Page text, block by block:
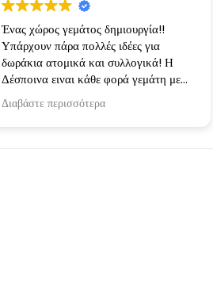
Ένας χώρος γεμάτος δημιουργία!!
Υπάρχουν πάρα πολλές ιδέες για
δωράκια ατομικά και συλλογικά! Η
Δέσποινα ειναι κάθε φορά γεμάτη με
όρεξη για να κάνει τις ιδέες
πραγματικότητα! Κάθε δημιουργία ηταν
την είχαμε κανονίσει!
Διαβάστε περισσότερα